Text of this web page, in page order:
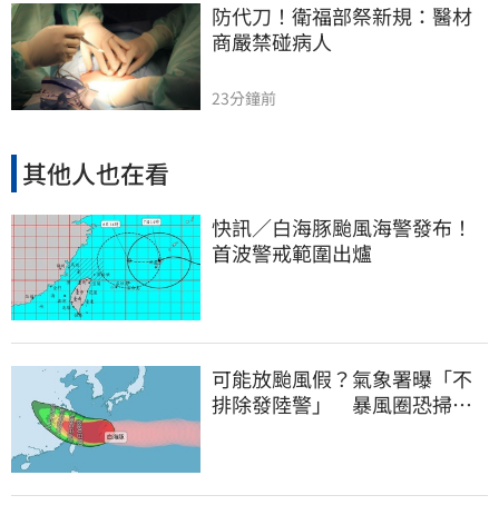
防代刀！衛福部祭新規：醫材
商嚴禁碰病人
23分鐘前
其他人也在看
快訊／白海豚颱風海警發布！
首波警戒範圍出爐
可能放颱風假？氣象署曝「不
排除發陸警」 暴風圈恐掃過2